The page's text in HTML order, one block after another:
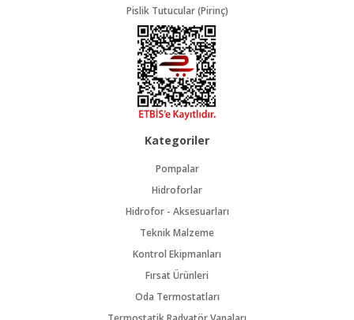
Pislik Tutucular (Pirinç)
Kategoriler
Pompalar
Hidroforlar
Hidrofor - Aksesuarları
Teknik Malzeme
Kontrol Ekipmanları
Fırsat Ürünleri
Oda Termostatları